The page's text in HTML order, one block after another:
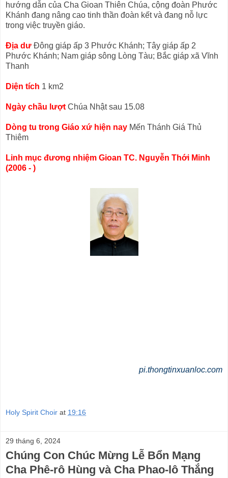
hướng dẫn của Cha Gioan Thiên Chúa, cộng đoàn Phước
Khánh đang nâng cao tinh thần đoàn kết và đang nỗ lực
trong việc truyền giáo.
Địa dư Đông giáp ấp 3 Phước Khánh; Tây giáp ấp 2
Phước Khánh; Nam giáp sông Lòng Tàu; Bắc giáp xã Vĩnh
Thanh
Diện tích 1 km2
Ngày chầu lượt Chúa Nhật sau 15.08
Dòng tu trong Giáo xứ hiện nay Mến Thánh Giá Thủ
Thiêm
Linh mục đương nhiệm Gioan TC. Nguyễn Thới Minh
(2006 - )
pi.thongtinxuanloc.com
Holy Spirit Choir at 19:16
29 tháng 6, 2024
Chúng Con Chúc Mừng Lễ Bổn Mạng
Cha Phê-rô Hùng và Cha Phao-lô Thắng